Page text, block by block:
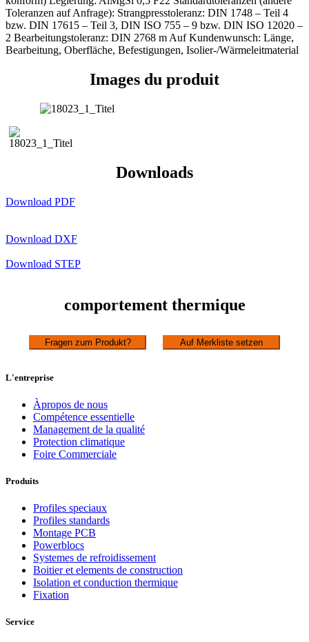
Toleranzen auf Anfrage): Strangpresstoleranz: DIN 1748 – Teil 4
bzw. DIN 17615 – Teil 3, DIN ISO 755 – 9 bzw. DIN ISO 12020 –
2 Bearbeitungstoleranz: DIN 2768 m Auf Kundenwunsch: Länge,
Bearbeitung, Oberfläche, Befestigungen, Isolier-/Wärmeleitmaterial
Images du produit
Downloads
Download PDF
Download DXF
Download STEP
comportement thermique
Fragen zum Produkt? Auf Merkliste setzen
L'entreprise
Àpropos de nous
Compétence essentielle
Management de la qualité
Protection climatique
Foire Commerciale
Produits
Profiles speciaux
Profiles standards
Montage PCB
Powerblocs
Systemes de refroidissement
Boitier et elements de construction
Isolation et conduction thermique
Fixation
Service